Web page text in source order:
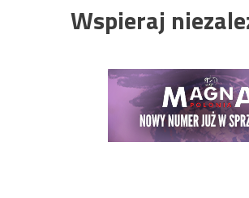
Wspieraj